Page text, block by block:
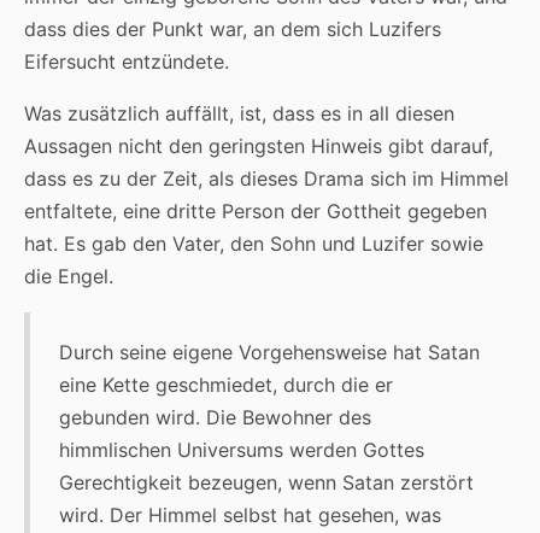
dass dies der Punkt war, an dem sich Luzifers
Eifersucht entzündete.
Was zusätzlich auffällt, ist, dass es in all diesen
Aussagen nicht den geringsten Hinweis gibt darauf,
dass es zu der Zeit, als dieses Drama sich im Himmel
entfaltete, eine dritte Person der Gottheit gegeben
hat. Es gab den Vater, den Sohn und Luzifer sowie
die Engel.
Durch seine eigene Vorgehensweise hat Satan
eine Kette geschmiedet, durch die er
gebunden wird. Die Bewohner des
himmlischen Universums werden Gottes
Gerechtigkeit bezeugen, wenn Satan zerstört
wird. Der Himmel selbst hat gesehen, was